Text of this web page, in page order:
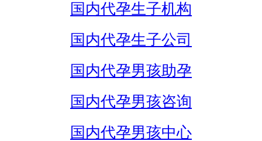
国内代孕生子机构
国内代孕生子公司
国内代孕男孩助孕
国内代孕男孩咨询
国内代孕男孩中心